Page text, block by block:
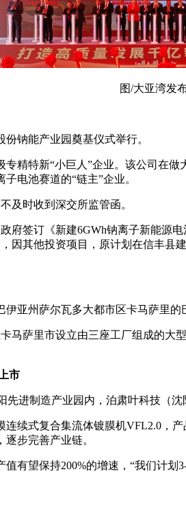
图/大亚湾发
钠能产业园奠基仪式举行。
精特新“小巨人”企业。该公司在
电池赛道的“链主”企业。
及时收到深交所监管函。
府签订《新建6GWh钠离子新能
因其他投资项目，原计划在信丰
亚州萨尔瓦多大都市区卡马萨里
马萨里市设立由三座工厂组成的
市
进制造产业园内，泊肃叶科技（
续式复合集流体镀膜机VFL2.0，
步完善产业链。
有望保持200%的增速，“我们计